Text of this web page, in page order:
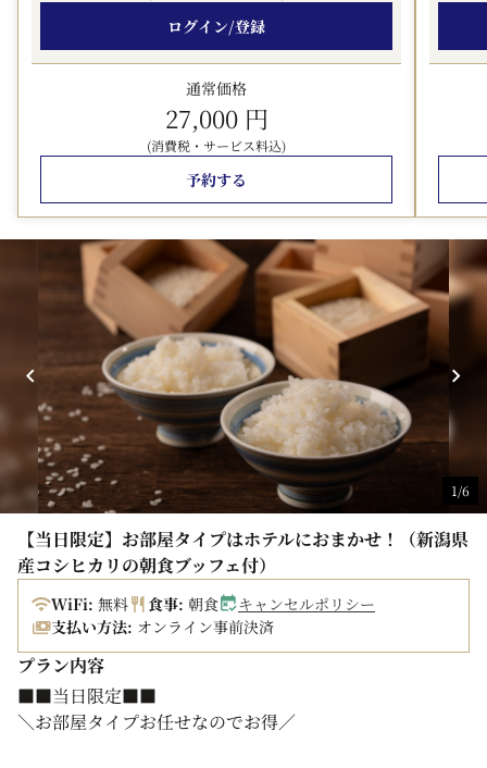
ログイン/登録
通常価格
27,000 円
(消費税・サービス料込)
予約する
1/6
【当日限定】お部屋タイプはホテルにおまかせ！（新潟県
産コシヒカリの朝食ブッフェ付）
WiFi: 無料 食事: 朝食
キャンセルポリシー
支払い方法: オンライン事前決済
プラン内容
■■当日限定■■
＼お部屋タイプお任せなのでお得／